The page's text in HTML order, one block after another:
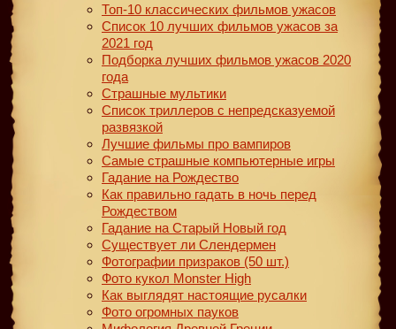
Топ-10 классических фильмов ужасов
Список 10 лучших фильмов ужасов за
2021 год
Подборка лучших фильмов ужасов 2020
года
Страшные мультики
Список триллеров с непредсказуемой
развязкой
Лучшие фильмы про вампиров
Самые страшные компьютерные игры
Гадание на Рождество
Как правильно гадать в ночь перед
Рождеством
Гадание на Старый Новый год
Существует ли Слендермен
Фотографии призраков (50 шт.)
Фото кукол Monster High
Как выглядят настоящие русалки
Фото огромных пауков